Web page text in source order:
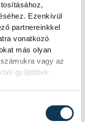
Ezenkívül
partnereinkkel
vonatkozó
más olyan
vagy az
gyűjtöttek.